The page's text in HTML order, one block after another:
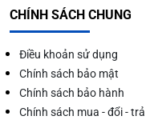
CHÍNH SÁCH CHUNG
Điều khoản sử dụng
Chính sách bảo mật
Chính sách bảo hành
Chính sách mua - đổi - trả